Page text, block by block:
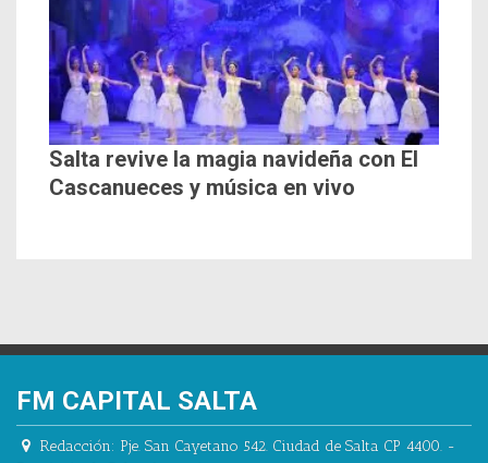
Salta revive la magia navideña con El
Cascanueces y música en vivo
FM CAPITAL SALTA
Redacción: Pje. San Cayetano 542. Ciudad de Salta CP 4400. -